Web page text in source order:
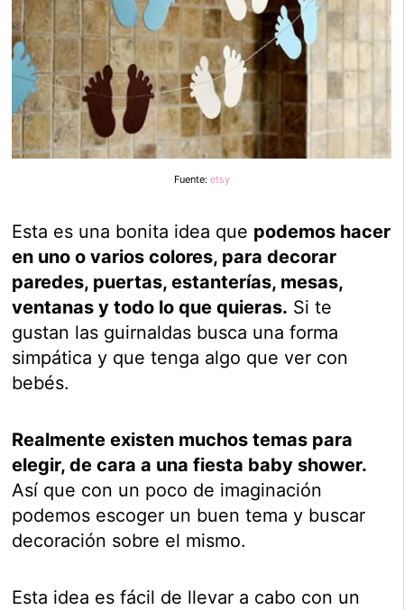
Fuente: etsy
Esta es una bonita idea que podemos hacer
en uno o varios colores, para decorar
paredes, puertas, estanterías, mesas,
ventanas y todo lo que quieras. Si te
gustan las guirnaldas busca una forma
simpática y que tenga algo que ver con
bebés.
Realmente existen muchos temas para
elegir, de cara a una fiesta baby shower.
Así que con un poco de imaginación
podemos escoger un buen tema y buscar
decoración sobre el mismo.
Esta idea es fácil de llevar a cabo con un